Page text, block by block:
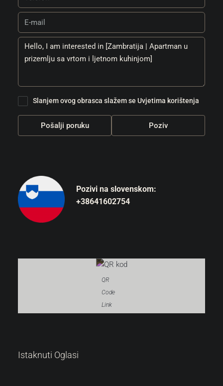
Slanjem ovog obrasca slažem se Uvjetima korištenja
Pošalji poruku Poziv
Pozivi na slovenskom:
+38641602754
QR
Code
Link
Istaknuti Oglasi
287.000 €